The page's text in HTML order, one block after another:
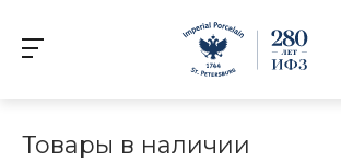
Товары в наличии